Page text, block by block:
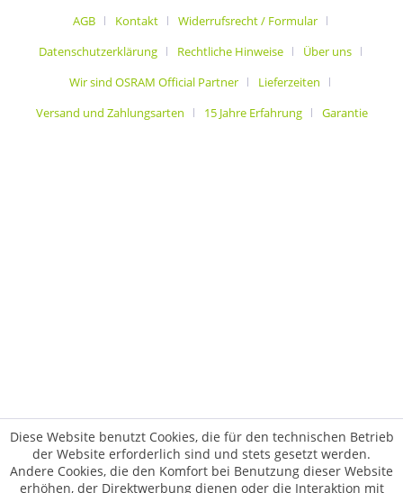
AGB
Kontakt
Widerrufsrecht / Formular
Datenschutzerklärung
Rechtliche Hinweise
Über uns
Wir sind OSRAM Official Partner
Lieferzeiten
Versand und Zahlungsarten
15 Jahre Erfahrung Garantie
Diese Website benutzt Cookies, die für den technischen Betrieb
der Website erforderlich sind und stets gesetzt werden.
Andere Cookies, die den Komfort bei Benutzung dieser Website
erhöhen, der Direktwerbung dienen oder die Interaktion mit